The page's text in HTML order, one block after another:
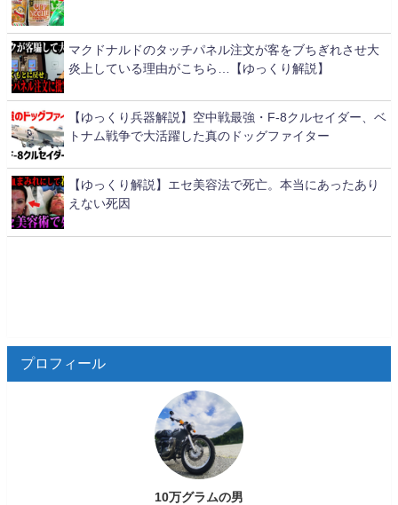
マクドナルドのタッチパネル注文が客をブちぎれさせ大
炎上している理由がこちら…【ゆっくり解説】
【ゆっくり兵器解説】空中戦最強・F-8クルセイダー、ベ
トナム戦争で大活躍した真のドッグファイター
【ゆっくり解説】エセ美容法で死亡。本当にあったあり
えない死因
プロフィール
10万グラムの男